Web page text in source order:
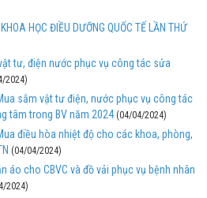
HỌC ĐIỀU DƯỠNG QUỐC TẾ LẦN THỨ
tư, điện nước phục vụ công tác sửa
2024)
sắm vật tư điện, nước phục vụ công tác
tâm trong BV năm 2024 (04/04/2024)
điều hòa nhiệt độ cho các khoa, phòng,
(04/04/2024)
áo cho CBVC và đồ vải phục vụ bệnh nhân
2024)